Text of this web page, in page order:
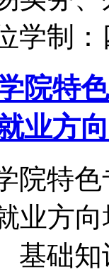
学制
院特
业方向
院特
业方
基础